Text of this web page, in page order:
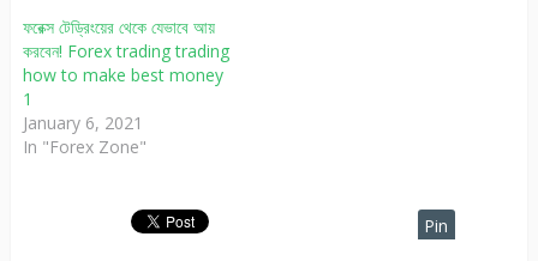
ফরেক্স টেড্রিংয়ের থেকে যেভাবে আয়
করবেন! Forex trading trading
how to make best money
1
January 6, 2021
In "Forex Zone"
Pin